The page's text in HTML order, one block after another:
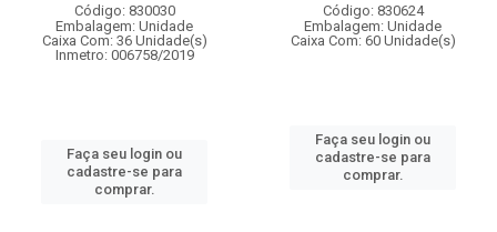
Código: 830030
Embalagem: Unidade
Caixa Com: 36 Unidade(s)
Inmetro: 006758/2019
Faça seu login ou
cadastre-se para
comprar.
Código: 830624
Embalagem: Unidade
Caixa Com: 60 Unidade(s)
Faça seu login ou
cadastre-se para
comprar.